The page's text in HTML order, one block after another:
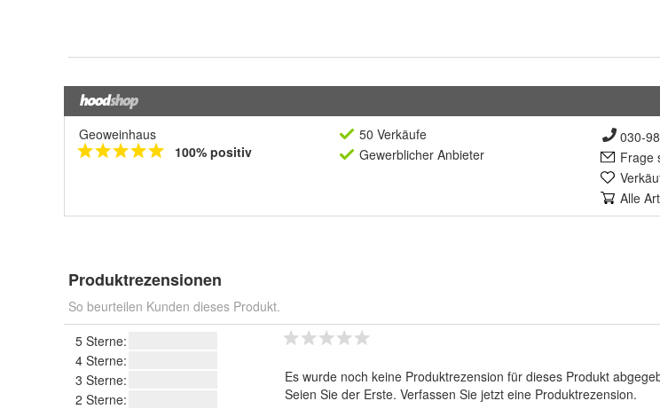
Geoweinhaus
100% positiv
50 Verkäufe
Gewerblicher Anbieter
030-
Frage
Alle
Produktrezensionen
So beurteilen Kunden dieses Produkt.
5 Sterne:
4 Sterne:
3 Sterne:
2 Sterne:
Es wurde noch keine Produktrezension für dieses Produkt
Seien Sie der Erste. Verfassen Sie jetzt eine Produktrezension.